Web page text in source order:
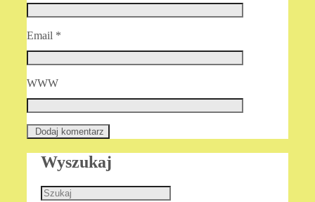
Email *
WWW
Wyszukaj